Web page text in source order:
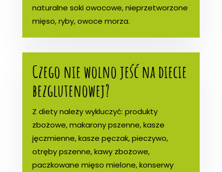
naturalne soki owocowe, nieprzetworzone
mięso, ryby, owoce morza.
Czego nie wolno jeść na diecie
bezglutenowej?
Z diety należy wykluczyć: produkty
zbożowe, makarony pszenne, kasze
jęczmienne, kasze pęczak, pieczywo,
otręby pszenne, kawy zbożowe,
paczkowane mięso mielone, konserwy